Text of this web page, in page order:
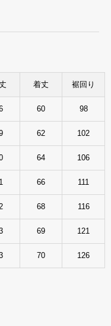
着丈 裾回り
60 98
62 102
64 106
66 111
68 116
69 121
70 126